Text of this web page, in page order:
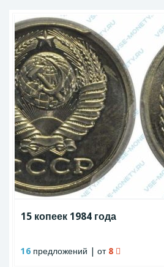
15 копеек 1984 года
16 предложений | от 8